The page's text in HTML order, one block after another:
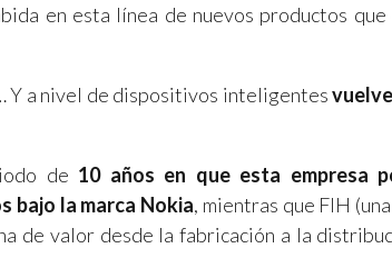
en esta línea de nuevos productos
Y a nivel de dispositivos inteligentes
de 10 años en que esta empresa
bajo la marca Nokia, mientras que FIH
de valor desde la fabricación a la